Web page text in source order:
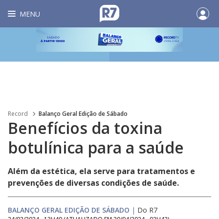
MENU
Record Balanço Geral Edição de Sábado
Benefícios da toxina
botulínica para a saúde
Além da estética, ela serve para tratamentos e
prevenções de diversas condições de saúde.
BALANÇO GERAL EDIÇÃO DE SÁBADO | Do R7